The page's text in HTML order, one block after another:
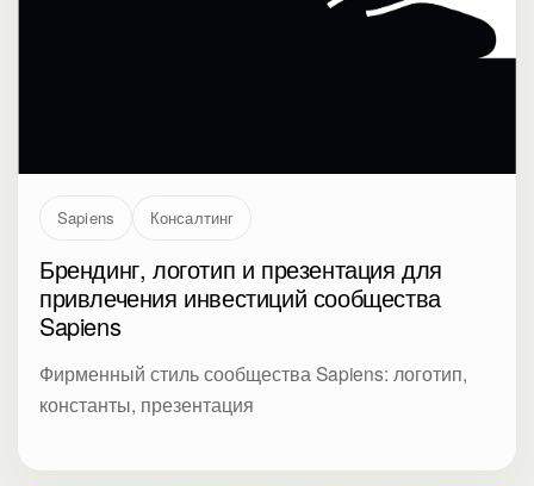
Sapiens Консалтинг
Брендинг, логотип и презентация для
привлечения инвестиций сообщества
Sapiens
Фирменный стиль сообщества Sapiens: логотип,
константы, презентация